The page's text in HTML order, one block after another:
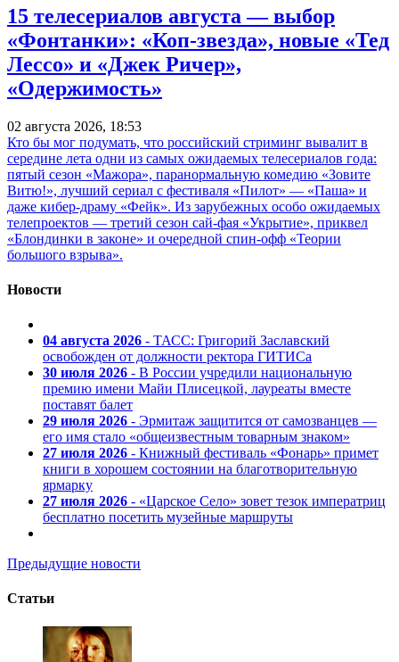
15 телесериалов августа — выбор
«Фонтанки»: «Коп-звезда», новые «Тед
Лессо» и «Джек Ричер»,
«Одержимость»
02 августа 2026, 18:53
Кто бы мог подумать, что российский стриминг вывалит в
середине лета одни из самых ожидаемых телесериалов года:
пятый сезон «Мажора», паранормальную комедию «Зовите
Витю!», лучший сериал с фестиваля «Пилот» — «Паша» и
даже кибер-драму «Фейк». Из зарубежных особо ожидаемых
телепроектов — третий сезон сай-фая «Укрытие», приквел
«Блондинки в законе» и очередной спин-офф «Теории
большого взрыва».
Новости
04 августа 2026 - ТАСС: Григорий Заславский
освобожден от должности ректора ГИТИСа
30 июля 2026 - В России учредили национальную
премию имени Майи Плисецкой, лауреаты вместе
поставят балет
29 июля 2026 - Эрмитаж защитится от самозванцев —
его имя стало «общеизвестным товарным знаком»
27 июля 2026 - Книжный фестиваль «Фонарь» примет
книги в хорошем состоянии на благотворительную
ярмарку
27 июля 2026 - «Царское Село» зовет тезок императриц
бесплатно посетить музейные маршруты
Предыдущие новости
Статьи